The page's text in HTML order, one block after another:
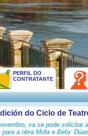
PERFIL DO
CONTRATANTE
do Ciclo de
xa se pode solicitar
a obra Mofa e Befa: